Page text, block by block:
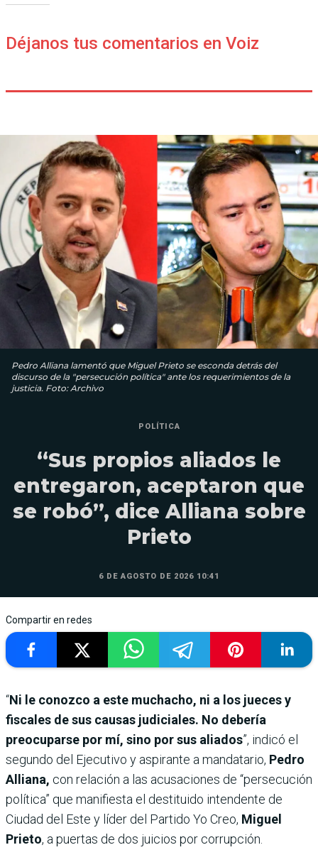
Déjanos tus comentarios en Voiz
Pedro Alliana lamentó que Miguel Prieto se esconda detrás del
discurso de la "persecución política" ante los requerimientos de la
justicia. Foto: Archivo
POLÍTICA
“Sus propios aliados le
entregaron, aceptaron que
se robó”, dice Alliana sobre
Prieto
6 DE AGOSTO DE 2026 10:41
Compartir en redes
“Ni le conozco a este muchacho, ni a los jueces y
fiscales de sus causas judiciales. No debería
preocuparse por mí, sino por sus aliados”, indicó el
segundo del Ejecutivo y aspirante a mandatario, Pedro
Alliana, con relación a las acusaciones de “persecución
política” que manifiesta el destituido intendente de
Ciudad del Este y líder del Partido Yo Creo, Miguel
Prieto, a puertas de dos juicios por corrupción.